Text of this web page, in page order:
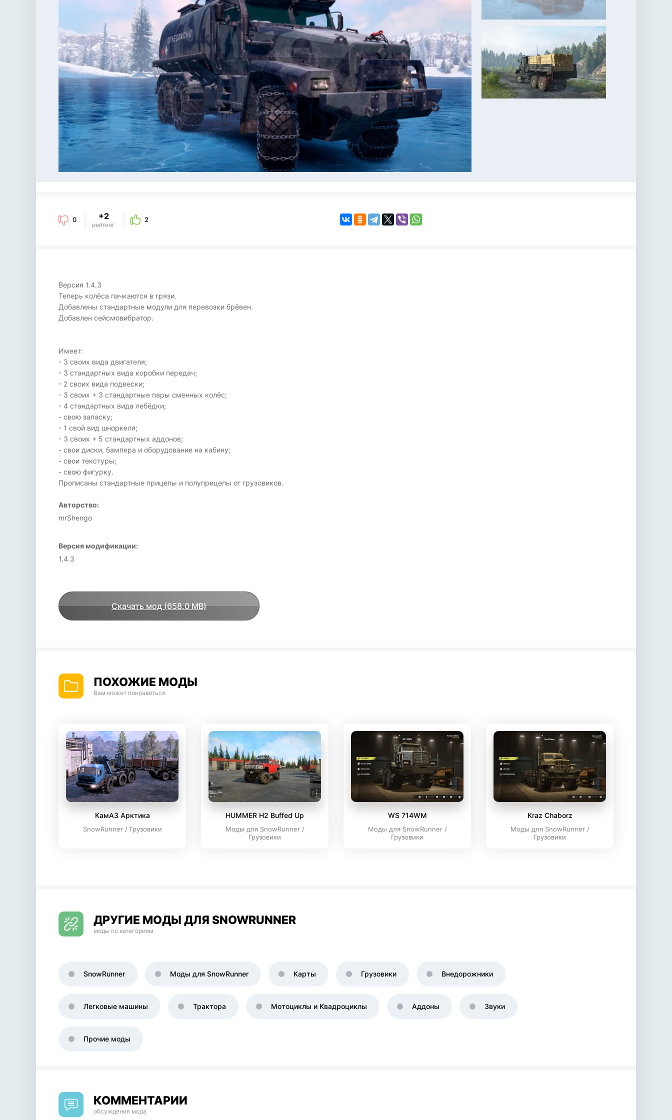
KINGDOM COME:
DELIVERANCE
бродилка
KENSHI
0 +2
рейтинг
2
Версия 1.4.3
Теперь колёса пачкаются в грязи.
Добавлены стандартные модули для перевозки брёвен.
Добавлен сейсмовибратор.
Имеет:
- 3 своих вида двигателя;
- 3 стандартных вида коробки передач;
- 2 своих вида подвески;
- 3 своих + 3 стандартные пары сменных колёс;
- 4 стандартных вида лебёдки;
- свою запаску;
- 1 свой вид шноркеля;
- 3 своих + 5 стандартных аддонов;
- свои диски, бампера и оборудование на кабину;
- свои текстуры;
- свою фигурку.
Прописаны стандартные прицепы и полуприцепы от грузовиков.
Авторство:
mrShengo
Версия модификации:
1.4.3
Скачать мод (658.0 MB)
ПОХОЖИЕ МОДЫ
Вам может понравиться
КамАЗ Арктика
SnowRunner / Грузовики
HUMMER H2 Buffed Up
Моды для SnowRunner /
Грузовики
WS 714WM
Моды для SnowRunner /
Грузовики
Kraz Chaborz
Моды для SnowRunner /
Грузовики
ДРУГИЕ МОДЫ ДЛЯ SNOWRUNNER
моды по категориям
SnowRunner Моды для SnowRunner Карты Грузовики Внедорожники
Легковые машины Трактора Мотоциклы и Квадроциклы Аддоны Звуки
Прочие моды
КОММЕНТАРИИ
обсуждения мода